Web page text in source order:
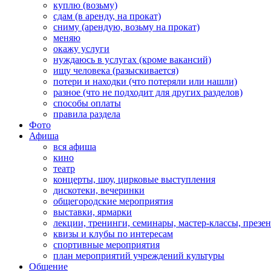
куплю (возьму)
сдам (в аренду, на прокат)
сниму (арендую, возьму на прокат)
меняю
окажу услуги
нуждаюсь в услугах (кроме вакансий)
ищу человека (разыскивается)
потери и находки (что потеряли или нашли)
разное (что не подходит для других разделов)
способы оплаты
правила раздела
Фото
Афиша
вся афиша
кино
театр
концерты, шоу, цирковые выступления
дискотеки, вечеринки
общегородские мероприятия
выставки, ярмарки
лекции, тренинги, семинары, мастер-классы,
квизы и клубы по интересам
спортивные мероприятия
план мероприятий учреждений культуры
Общение